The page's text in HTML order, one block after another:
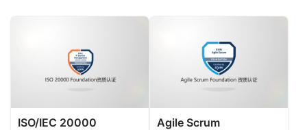
ISO/IEC 20000
Agile Scrum